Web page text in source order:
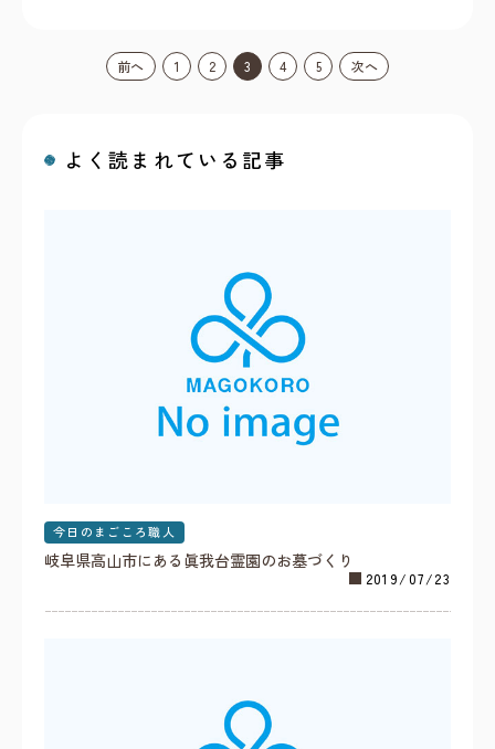
前へ 1 2 3 4 5 次へ
よく読まれている記事
今日のまごころ職人
2019/07/23
岐阜県高山市にある眞我台霊園のお墓づくり